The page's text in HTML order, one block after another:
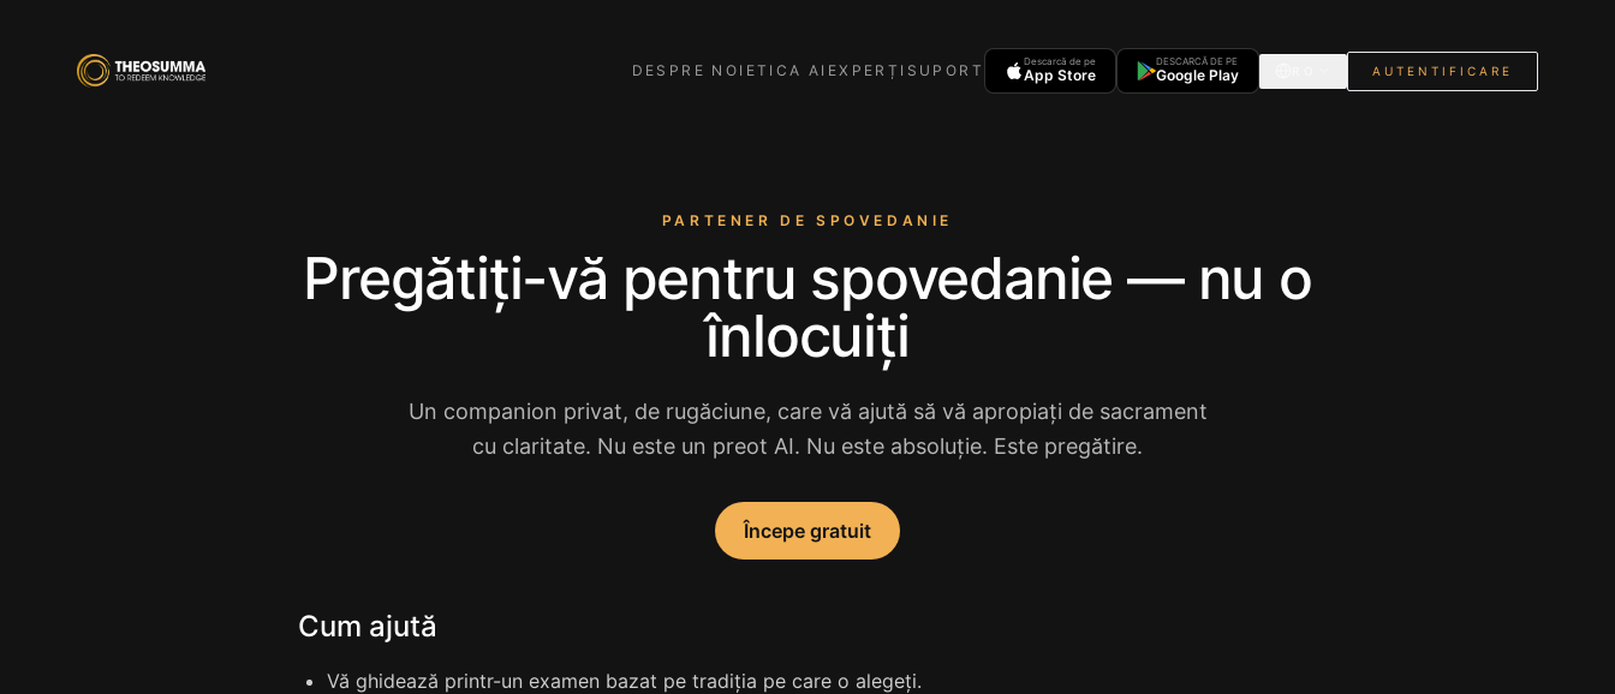
DESPRE NOI ETICA AI EXPERȚI SUPORT Descarcă de pe
App Store
DESCARCĂ DE PE
Google Play AUTENTIFICARE
PARTENER DE SPOVEDANIE
Pregătiți-vă pentru spovedanie — nu o
înlocuiți
Un companion privat, de rugăciune, care vă ajută să vă apropiați de sacrament
cu claritate. Nu este un preot AI. Nu este absoluție. Este pregătire.
Începe gratuit
Cum ajută
Vă ghidează printr-un examen bazat pe tradiția pe care o alegeți.